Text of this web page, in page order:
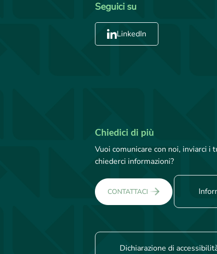
Seguici su
LinkedIn
Chiedici di più
Vuoi comunicare con noi, inviarci
chiederci informazioni?
CONTATTACI
Dichiarazione di